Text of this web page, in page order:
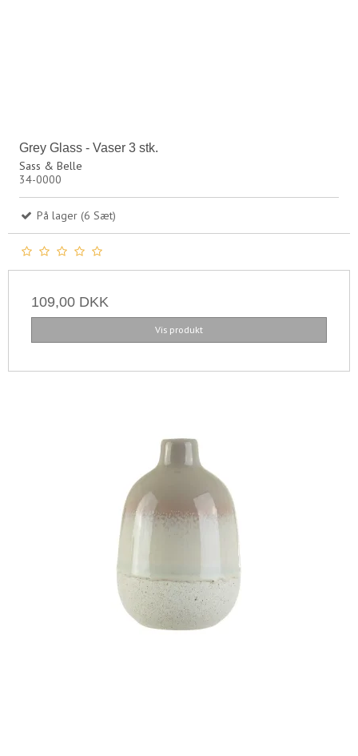
Grey Glass - Vaser 3 stk.
Sass & Belle
34-0000
På lager (6 Sæt)
109,00 DKK
Vis produkt